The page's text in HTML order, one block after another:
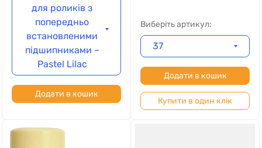
для роликів з
попередньо
встановленими
підшипниками –
Pastel Lilac
Додати в кошик
Виберіть артикул:
37
Додати в кошик
Купити в один клік